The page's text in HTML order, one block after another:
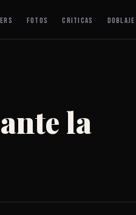
FOTOS CRITICAS DOBLAJE
la